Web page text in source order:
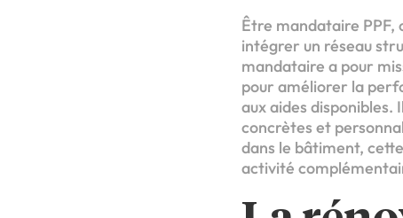
Être mandataire PPF,
intégrer un réseau
mandataire a pour
pour améliorer la
aux aides
concrètes et
dans le bâtiment, cette
activité